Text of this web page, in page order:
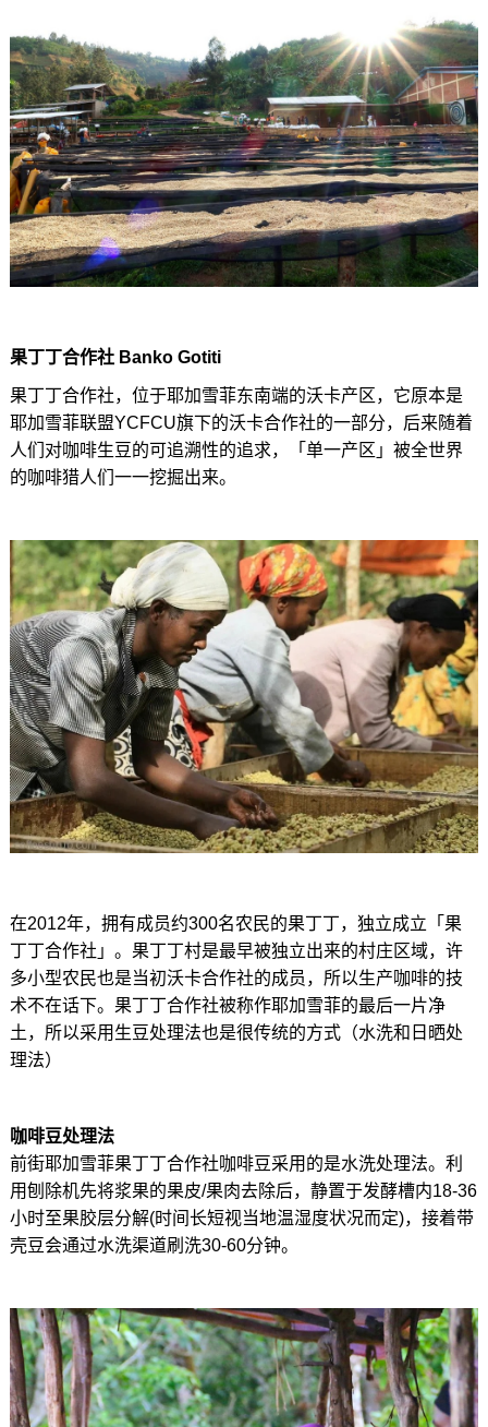
果丁丁合作社 Banko Gotiti
果丁丁合作社，位于耶加雪菲东南端的沃卡产区，它原本是
耶加雪菲联盟YCFCU旗下的沃卡合作社的一部分，后来随着
人们对咖啡生豆的可追溯性的追求，「单一产区」被全世界
的咖啡猎人们一一挖掘出来。
在2012年，拥有成员约300名农民的果丁丁，独立成立「果
丁丁合作社」。果丁丁村是最早被独立出来的村庄区域，许
多小型农民也是当初沃卡合作社的成员，所以生产咖啡的技
术不在话下。果丁丁合作社被称作耶加雪菲的最后一片净
土，所以采用生豆处理法也是很传统的方式（水洗和日晒处
理法）
咖啡豆处理法
前街耶加雪菲果丁丁合作社咖啡豆采用的是水洗处理法。利
用刨除机先将浆果的果皮/果肉去除后，静置于发酵槽内18-36
小时至果胶层分解(时间长短视当地温湿度状况而定)，接着带
壳豆会通过水洗渠道刷洗30-60分钟。